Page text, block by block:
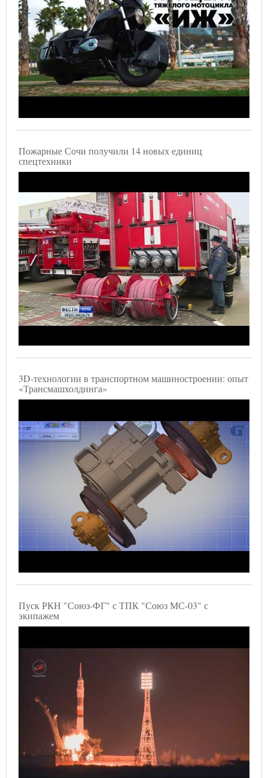
Пожарные Сочи получили 14 новых единиц
спецтехники
3D-технологии в транспортном машиностроении: опыт
«Трансмашхолдинга»
Пуск РКН "Союз-ФГ" с ТПК "Союз МС-03" с
экипажем